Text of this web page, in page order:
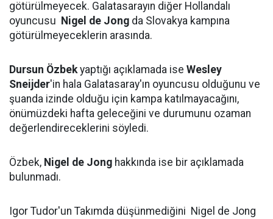
götürülmeyecek. Galatasarayın diğer Hollandalı
oyuncusu Nigel de Jong da Slovakya kampına
götürülmeyeceklerin arasında.
Dursun Özbekyaptığı açıklamada ise Wesley
Sneijder'in hala Galatasaray'ın oyuncusu olduğunu ve
şuanda izinde olduğu için kampa katılmayacağını,
önümüzdeki hafta geleceğini ve durumunu ozaman
değerlendireceklerini söyledi.
Özbek, Nigel de Jong hakkında ise bir açıklamada
bulunmadı.
Igor Tudor'un Takımda düşünmediğini Nigel de Jong